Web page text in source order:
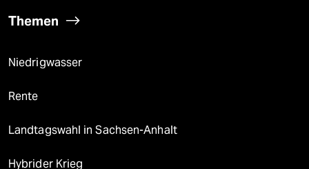
Themen
Niedrigwasser
Rente
Landtagswahl in Sachsen-Anhalt
Hybrider Krieg